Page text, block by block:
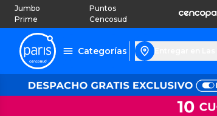
Jumbo
Prime
Puntos
Cencosud
Categorías